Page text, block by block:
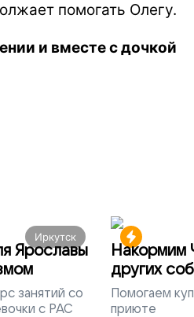
помогать Олегу.
и вместе с дочкой
Иркутск
Ярославы
занятий со
с РАС
Накормим
других
Помогаем
приюте